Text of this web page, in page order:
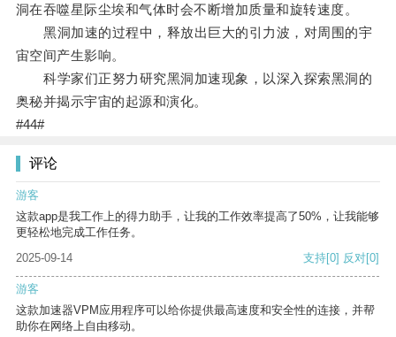
洞在吞噬星际尘埃和气体时会不断增加质量和旋转速度。
黑洞加速的过程中，释放出巨大的引力波，对周围的宇
宙空间产生影响。
科学家们正努力研究黑洞加速现象，以深入探索黑洞的
奥秘并揭示宇宙的起源和演化。
#44#
评论
游客
这款app是我工作上的得力助手，让我的工作效率提高了50%，让我能够
更轻松地完成工作任务。
2025-09-14
支持[0] 反对[0]
游客
这款加速器VPM应用程序可以给你提供最高速度和安全性的连接，并帮
助你在网络上自由移动。